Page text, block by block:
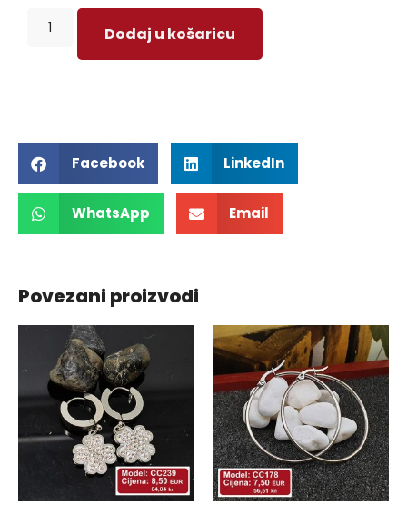
Dodaj u košaricu
Facebook LinkedIn
WhatsApp Email
Povezani proizvodi